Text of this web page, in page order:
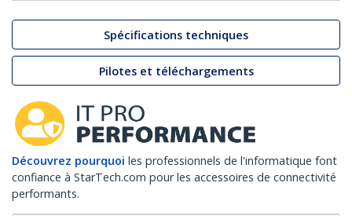
Spécifications techniques
Pilotes et téléchargements
Découvrez pourquoi les professionnels de l'informatique font
confiance à StarTech.com pour les accessoires de connectivité
performants.